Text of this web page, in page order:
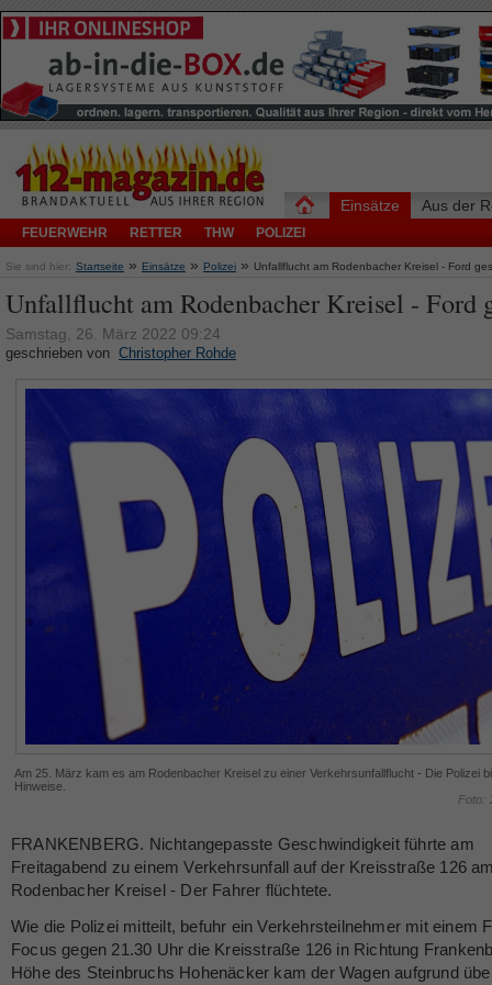
Einsätze
FEUERWEHR RETTER THW POLIZEI
Aus der
Sie sind hier: Startseite » Einsätze » Polizei » Unfallflucht am Rodenbacher Kreisel - Ford
Unfallflucht am Rodenbacher Kreisel - Ford
Samstag, 26. März 2022 09:24
geschrieben von Christopher Rohde
Am 25. März kam es am Rodenbacher Kreisel zu einer Verkehrsunfallflucht - Die Polizei
Hinweise.
Foto:
FRANKENBERG. Nichtangepasste Geschwindigkeit führte am
Freitagabend zu einem Verkehrsunfall auf der Kreisstraße 126
Rodenbacher Kreisel - Der Fahrer flüchtete.
Wie die Polizei mitteilt, befuhr ein Verkehrsteilnehmer mit einem
Focus gegen 21.30 Uhr die Kreisstraße 126 in Richtung
Höhe des Steinbruchs Hohenäcker kam der Wagen aufgrund